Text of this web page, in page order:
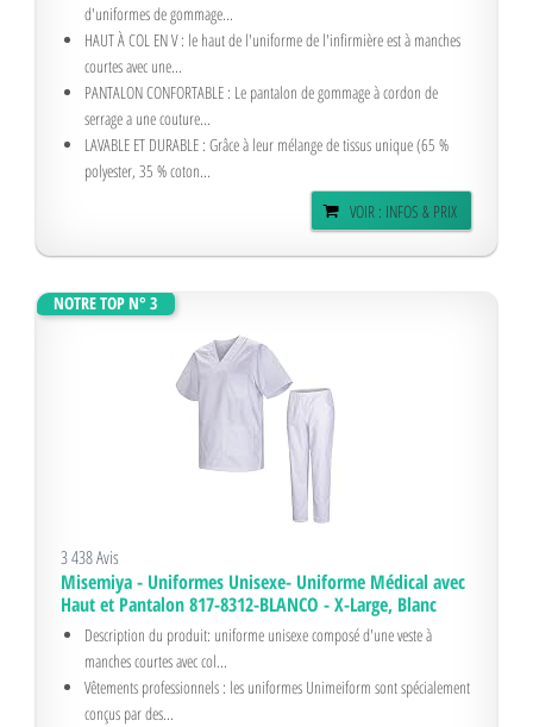
d'uniformes de gommage...
HAUT À COL EN V : le haut de l'uniforme de l'infirmière est à manches
courtes avec une...
PANTALON CONFORTABLE : Le pantalon de gommage à cordon de
serrage a une couture...
LAVABLE ET DURABLE : Grâce à leur mélange de tissus unique (65 %
polyester, 35 % coton...
VOIR : INFOS & PRIX
NOTRE TOP N° 3
3 438 Avis
Misemiya - Uniformes Unisexe- Uniforme Médical avec
Haut et Pantalon 817-8312-BLANCO - X-Large, Blanc
Description du produit: uniforme unisexe composé d'une veste à
manches courtes avec col...
Vêtements professionnels : les uniformes Unimeiform sont spécialement
conçus par des...